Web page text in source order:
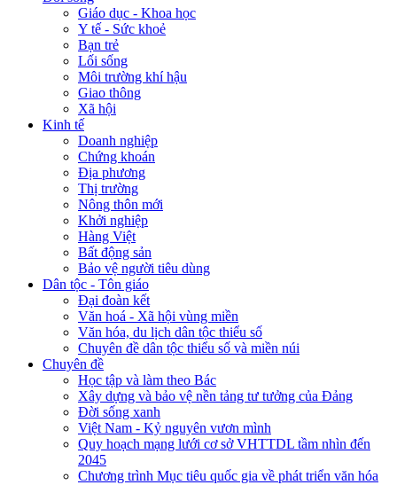
Giáo dục - Khoa học
Y tế - Sức khoẻ
Bạn trẻ
Lối sống
Môi trường khí hậu
Giao thông
Xã hội
Kinh tế
Doanh nghiệp
Chứng khoán
Địa phương
Thị trường
Nông thôn mới
Khởi nghiệp
Hàng Việt
Bất động sản
Bảo vệ người tiêu dùng
Dân tộc - Tôn giáo
Đại đoàn kết
Văn hoá - Xã hội vùng miền
Văn hóa, du lịch dân tộc thiểu số
Chuyên đề dân tộc thiểu số và miền núi
Chuyên đề
Học tập và làm theo Bác
Xây dựng và bảo vệ nền tảng tư tưởng của Đảng
Đời sống xanh
Việt Nam - Kỷ nguyên vươn mình
Quy hoạch mạng lưới cơ sở VHTTDL tầm nhìn đến
2045
Chương trình Mục tiêu quốc gia về phát triển văn hóa